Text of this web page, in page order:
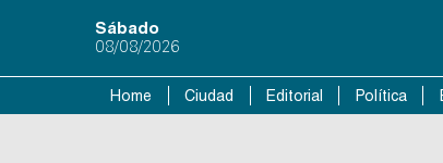
Sábado
08/08/2026
Home Ciudad Editorial Política